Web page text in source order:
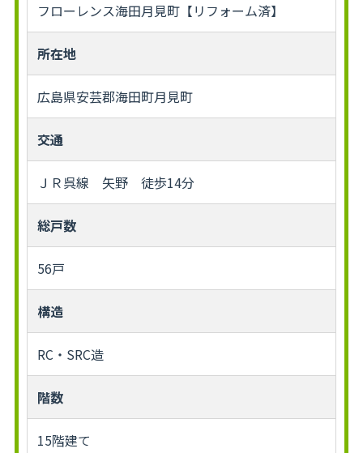
フローレンス海田月見町【リフォーム済】
所在地
広島県安芸郡海田町月見町
交通
ＪＲ呉線 矢野 徒歩14分
総戸数
56戸
構造
RC・SRC造
階数
15階建て